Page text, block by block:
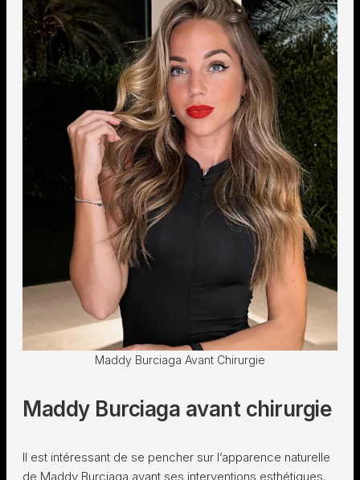
Maddy Burciaga Avant Chirurgie
Maddy Burciaga avant chirurgie
Il est intéressant de se pencher sur l’apparence naturelle
de Maddy Burciaga avant ses interventions esthétiques.